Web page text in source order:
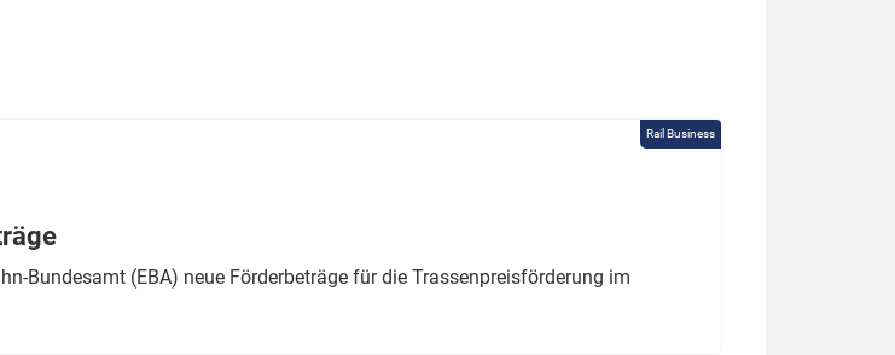
Rail Business
Bundesamt (EBA) neue Förderbeträge für die Trassenpreisförderung im